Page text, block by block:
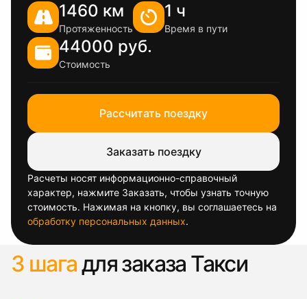
1460 км
Протяженность
1 ч
Время в пути
44000 руб.
Стоимость
Рассчитать поездку
Заказать поездку
Расчеты носят информационно-справочный
характер, нажмите Заказать, чтобы узнать точную
стоимость. Нажимая на кнопку, вы соглашаетесь на
обработку персональных данных.
3 шагадля заказа Такси